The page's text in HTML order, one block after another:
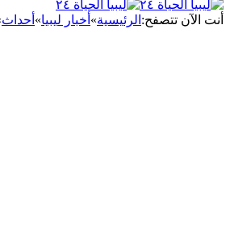
أنت الآن تتصفح: الرئيسية» أخبار ليبيا» أحداث